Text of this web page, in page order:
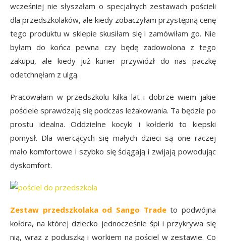
wcześniej nie słyszałam o specjalnych zestawach pościeli
dla przedszkolaków, ale kiedy zobaczyłam przystępną cenę
tego produktu w sklepie skusiłam się i zamówiłam go. Nie
byłam do końca pewna czy będę zadowolona z tego
zakupu, ale kiedy już kurier przywiózł do nas paczkę
odetchnęłam z ulgą.
Pracowałam w przedszkolu kilka lat i dobrze wiem jakie
pościele sprawdzają się podczas leżakowania. Ta będzie po
prostu idealna. Oddzielne kocyki i kołderki to kiepski
pomysł. Dla wiercących się małych dzieci są one raczej
mało komfortowe i szybko się ściągają i zwijają powodując
dyskomfort.
Zestaw przedszkolaka od Sango Tradeto podwójna
kołdra, na której dziecko jednocześnie śpi i przykrywa się
nią, wraz z poduszką i workiem na pościel w zestawie. Co